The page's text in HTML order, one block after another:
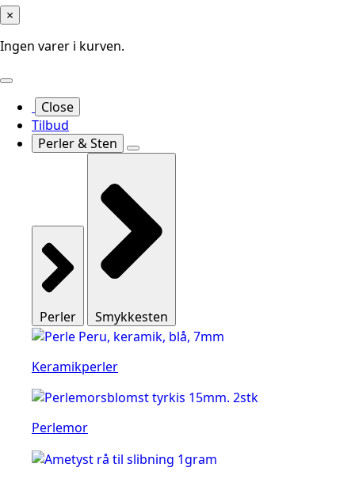
×
Ingen varer i kurven.
Close
Tilbud
Perler & Sten
Perler Smykkesten
Keramikperler
Perlemor